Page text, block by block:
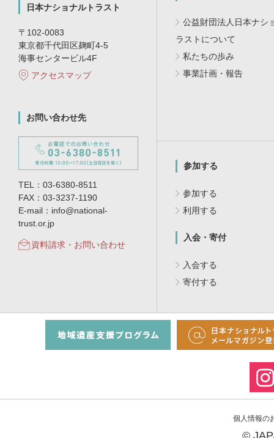
日本ナショナルトラスト
〒102-0083
東京都千代田区麹町4-5
海事センタービル4F
アクセスマップ
お問い合わせ先
TEL：03-6380-8511
FAX：03-3237-1190
E-mail：info@national-
trust.or.jp
資料請求・お問い合わせ
公益財団法人日本ナシ
ラストについて
私たちの歩み
事業計画・報告
参加する
参加する
利用する
入会・寄付
入会する
寄付する
個人情報の
©